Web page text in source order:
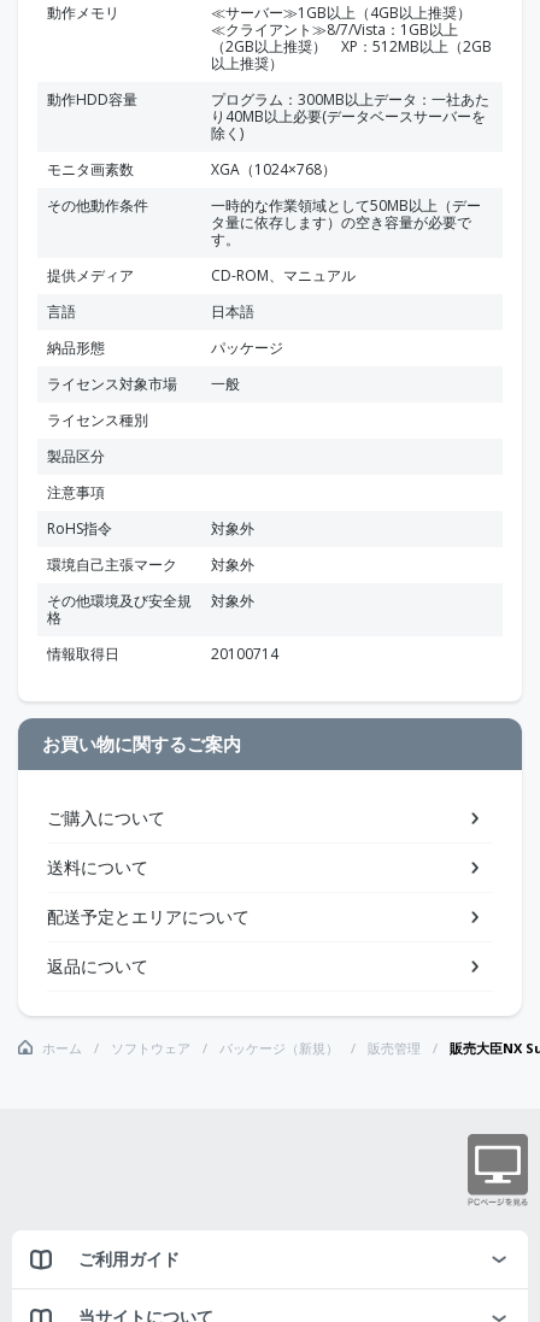
動作メモリ
≪サーバー≫1GB以上（4GB以上推奨）
≪クライアント≫8/7/Vista：1GB以上
（2GB以上推奨） XP：512MB以上（2GB
以上推奨）
動作HDD容量
プログラム：300MB以上データ：一社あた
り40MB以上必要(データベースサーバーを
除く)
モニタ画素数
XGA（1024×768）
その他動作条件
一時的な作業領域として50MB以上（デー
タ量に依存します）の空き容量が必要で
す。
提供メディア
CD-ROM、マニュアル
言語
日本語
納品形態
パッケージ
ライセンス対象市場
一般
ライセンス種別
製品区分
注意事項
RoHS指令
対象外
環境自己主張マーク
対象外
その他環境及び安全規
格
対象外
情報取得日 20100714
お買い物に関するご案内
ご購入について
送料について
配送予定とエリアについて
返品について
ホーム ソフトウェア パッケージ（新規） 販売管理 販売大臣NX
ご利用ガイド
当サイトについて